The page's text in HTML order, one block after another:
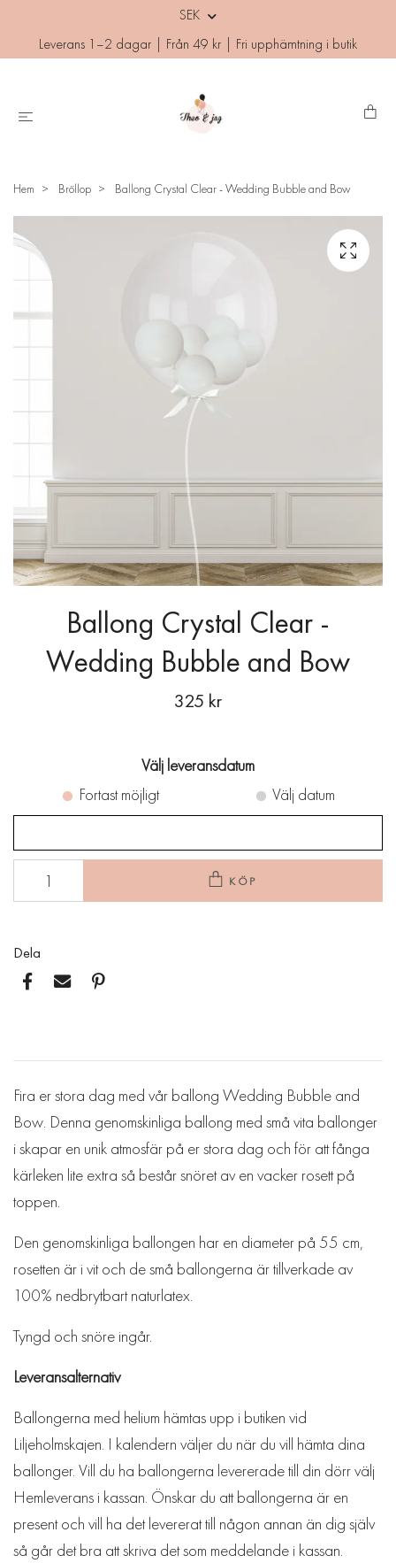
SEK
Leverans 1–2 dagar | Från 49 kr | Fri upphämtning i butik
Hem Bröllop Ballong Crystal Clear - Wedding Bubble and Bow
Ballong Crystal Clear -
Wedding Bubble and Bow
325 kr
Välj leveransdatum
Fortast möjligt
Välj datum
KÖP
Dela
Fira er stora dag med vår ballong Wedding Bubble and
Bow. Denna genomskinliga ballong med små vita ballonger
i skapar en unik atmosfär på er stora dag och för att fånga
kärleken lite extra så består snöret av en vacker rosett på
toppen.
Den genomskinliga ballongen har en diameter på 55 cm,
rosetten är i vit och de små ballongerna är tillverkade av
100% nedbrytbart naturlatex.
Tyngd och snöre ingår.
Leveransalternativ
Ballongerna med helium hämtas upp i butiken vid
Liljeholmskajen. I kalendern väljer du när du vill hämta dina
ballonger. Vill du ha ballongerna levererade till din dörr välj
Hemleverans i kassan. Önskar du att ballongerna är en
present och vill ha det levererat till någon annan än dig själv
så går det bra att skriva det som meddelande i kassan.